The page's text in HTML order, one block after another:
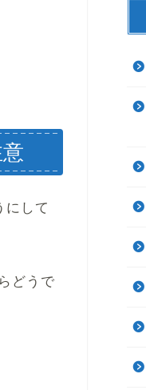
にして
どうで